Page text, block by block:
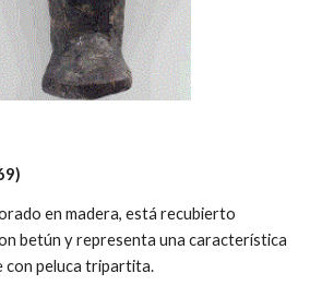
en madera, está recubierto
betún y representa una característica
con peluca tripartita.